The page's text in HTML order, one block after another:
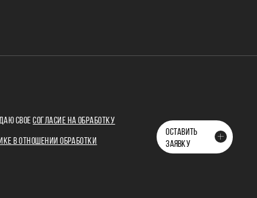
СВОЕСОГЛАСИЕ НА ОБРАБОТКУ
В ОТНОШЕНИИ ОБРАБОТКИ
ОСТАВИТЬ
ЗАЯВКУ